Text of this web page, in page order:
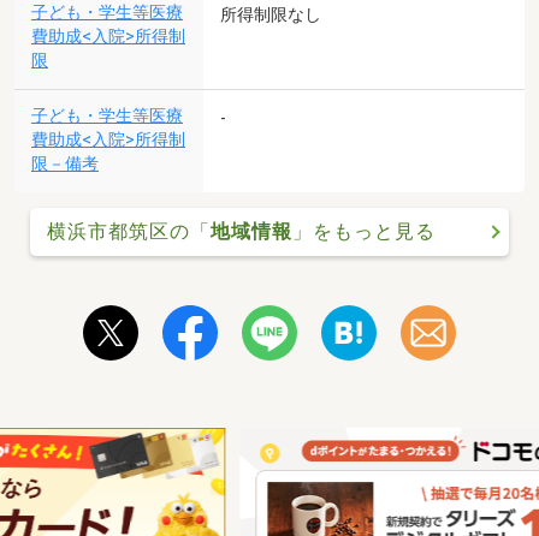
子ども・学生等医療
費助成<入院>所得制
限
所得制限なし
子ども・学生等医療
費助成<入院>所得制
限－備考
-
横浜市都筑区の「 地域情報 」をもっと見る